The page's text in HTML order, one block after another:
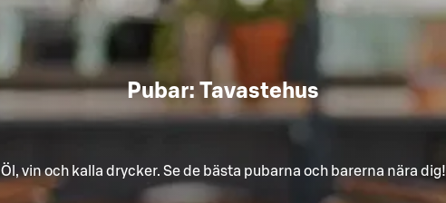
Pubar: Tavastehus
Öl, vin och kalla drycker. Se de bästa pubarna och barerna nära dig!